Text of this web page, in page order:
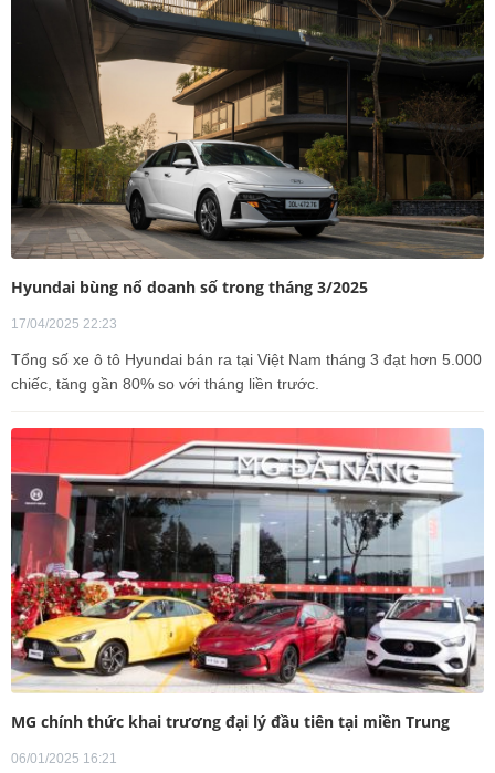
Hyundai bùng nổ doanh số trong tháng 3/2025
17/04/2025 22:23
Tổng số xe ô tô Hyundai bán ra tại Việt Nam tháng 3 đạt hơn 5.000
chiếc, tăng gần 80% so với tháng liền trước.
MG chính thức khai trương đại lý đầu tiên tại miền Trung
06/01/2025 16:21